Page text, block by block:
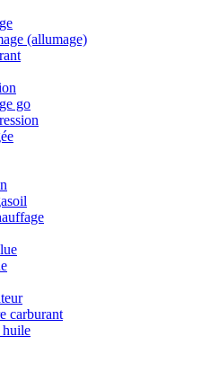
(allumage)
go
carburant
huile